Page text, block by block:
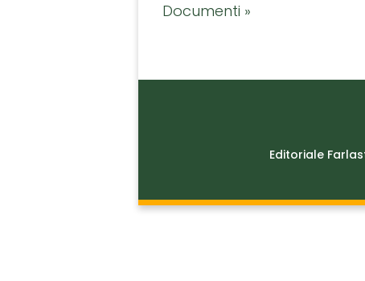
Documenti »
Editoriale